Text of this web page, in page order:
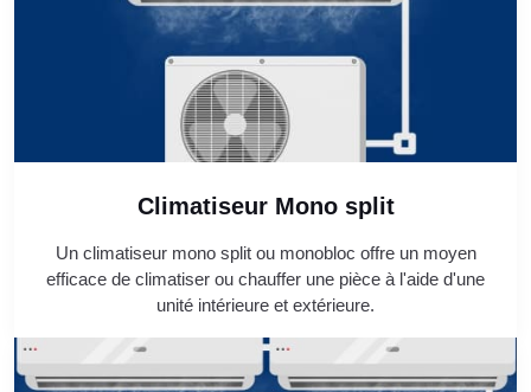
Climatiseur Mono split
Un climatiseur mono split ou monobloc offre un moyen
efficace de climatiser ou chauffer une pièce à l'aide d'une
unité intérieure et extérieure.